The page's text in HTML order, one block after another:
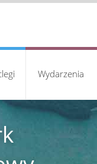
Wydarzenia